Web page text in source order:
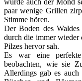
paar wenige Grillen
Stimme hören.
Der Boden des
durch die immer wieder
Pilzes hervor sah.
Es war eine
beobachten, wie sie
Allerdings gab es auch